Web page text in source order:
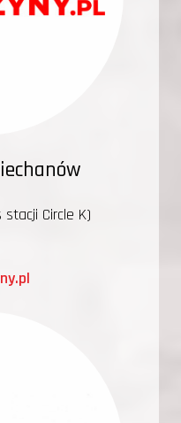
Circle K)